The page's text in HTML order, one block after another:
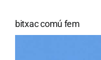
bitxac comú fem